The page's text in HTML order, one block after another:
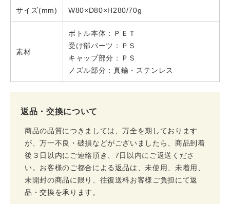
サイズ(mm) W80×D80×H280/70g
素材
ボトル本体：ＰＥＴ
受け部パーツ：ＰＳ
キャップ部分：ＰＳ
ノズル部分：真鍮・ステンレス
返品・交換について
商品の品質につきましては、万全を期しております
が、万一不良・破損などがございましたら、商品到着
後３日以内にご連絡頂き、7日以内にご返送くださ
い。お客様のご都合による返品は、未使用、未着用、
未開封の商品に限り、往復送料お客様ご負担にて返
品・交換を承ります。